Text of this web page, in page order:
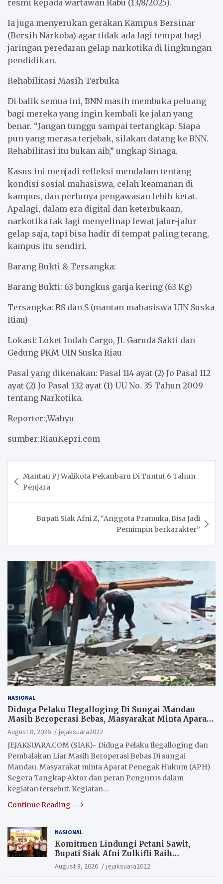
resmi kepada wartawan Rabu (13/8/2025).
Ia juga menyerukan gerakan Kampus Bersinar
(Bersih Narkoba) agar tidak ada lagi tempat bagi
jaringan peredaran gelap narkotika di lingkungan
pendidikan.
Rehabilitasi Masih Terbuka
Di balik semua ini, BNN masih membuka peluang
bagi mereka yang ingin kembali ke jalan yang
benar. “Jangan tunggu sampai tertangkap. Siapa
pun yang merasa terjebak, silakan datang ke BNN.
Rehabilitasi itu bukan aib,” ungkap Sinaga.
Kasus ini menjadi refleksi mendalam tentang
kondisi sosial mahasiswa, celah keamanan di
kampus, dan perlunya pengawasan lebih ketat.
Apalagi, dalam era digital dan keterbukaan,
narkotika tak lagi menyelinap lewat jalur-jalur
gelap saja, tapi bisa hadir di tempat paling terang,
kampus itu sendiri.
Barang Bukti & Tersangka:
Barang Bukti: 63 bungkus ganja kering (63 Kg)
Tersangka: RS dan S (mantan mahasiswa UIN Suska
Riau)
Lokasi: Loket Indah Cargo, Jl. Garuda Sakti dan
Gedung PKM UIN Suska Riau
Pasal yang dikenakan: Pasal 114 ayat (2) Jo Pasal 112
ayat (2) Jo Pasal 132 ayat (1) UU No. 35 Tahun 2009
tentang Narkotika.
Reporter:,Wahyu
sumber:RiauKepri.com
navigation
Mantan PJ Walikota Pekanbaru Di Tuntut 6 Tahun
Penjara
Bupati Siak Afni Z, “Anggota Pramuka, Bisa Jadi
Pemimpin berkarakter”
NASIONAL
Diduga Pelaku Ilegalloging Di Sungai Mandau
Masih Beroperasi Bebas, Masyarakat Minta Aparat
Penegak Hukum Segera Tangkap Aktor Dan
Pengurus.
August 8, 2026
jejaksuara2022
JEJAKSUARA.COM (SIAK)- Diduga Pelaku Ilegalloging dan
Pembalakan Liar Masih Beroperasi Bebas Di sungai
Mandau. Masyarakat minta Aparat Penegak Hukum (APH)
Segera Tangkap Aktor dan peran Pengurus dalam
kegiatan tersebut. Kegiatan…
Continue Reading
NASIONAL
Komitmen Lindungi Petani Sawit,
Bupati Siak Afni Zulkifli Raih
Penghargaan SIEXPO 2026
August 8, 2026 jejaksuara2022